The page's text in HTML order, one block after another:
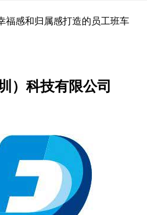
福感和归属感打造的员工班车
）科技有限公司